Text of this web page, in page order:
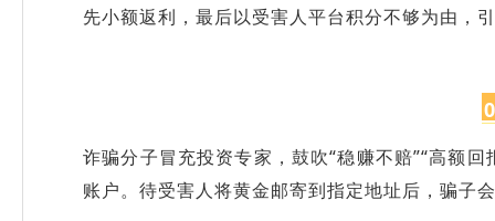
先小额返利，最后以受害人平台积分不够为由，
0
诈骗分子冒充投资专家，鼓吹“稳赚不赔”“高额
账户。待受害人将黄金邮寄到指定地址后，骗子